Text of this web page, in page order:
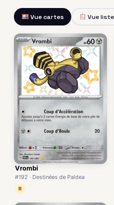
Vue cartes Vue liste
Vrombi
#192 · Destinées de Paldea
R